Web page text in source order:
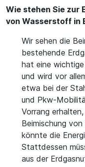
Wie stehen Sie zur
von Wasserstoff in
Wir sehen die
bestehende
hat eine
und wird vor
etwa bei der
und Pkw-
Vorrang
Beimischung
könnte die
Stattdessen
aus der